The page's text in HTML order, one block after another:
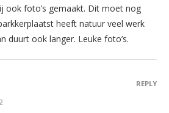
ook foto’s gemaakt. Dit moet nog
heeft natuur veel werk
duurt ook langer. Leuke foto’s.
REPLY